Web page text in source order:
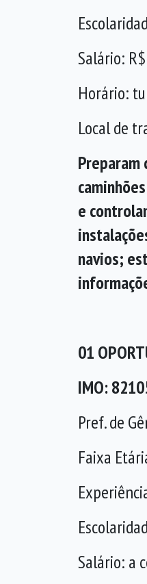
Salário:
Horário:
Local de
Preparam
e
navios;
01
IMO:
Pref. de
Faixa
Salário: a